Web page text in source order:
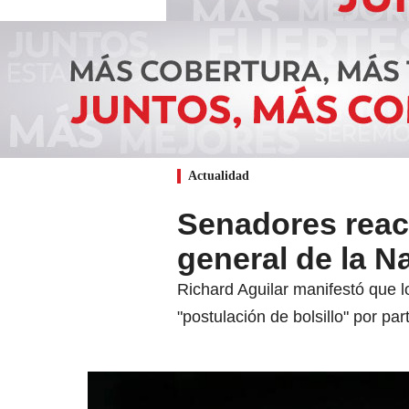
Actualidad
Senadores
general de la
Richard Aguilar manifestó que
"postulación de bolsillo" por